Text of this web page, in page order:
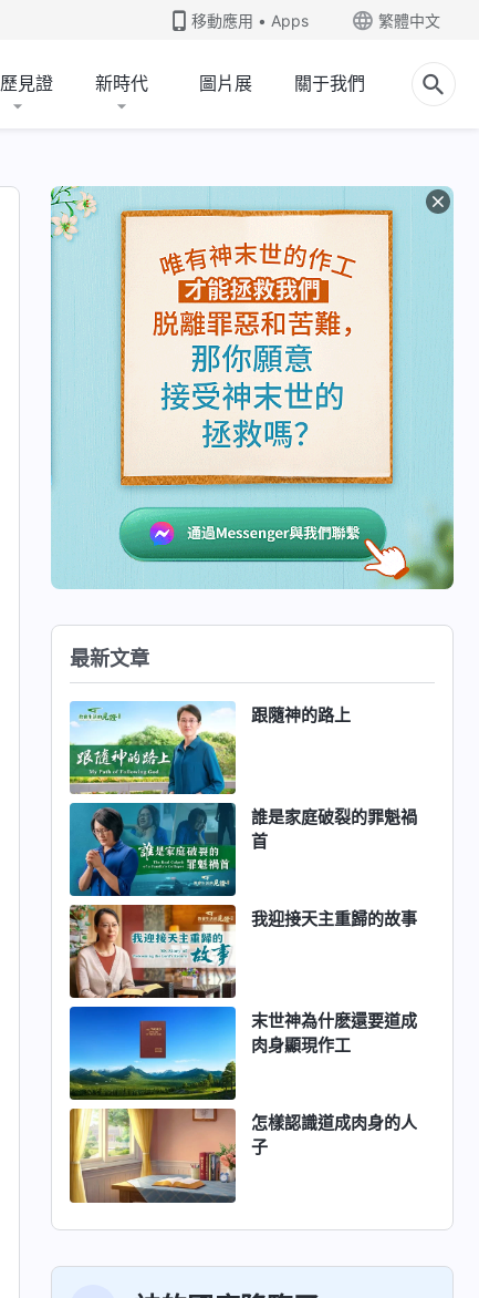
移動應用 • Apps 繁體中文
見證 新時代 圖片展 關于我們
最新文章
跟隨神的路上
誰是家庭破裂的罪魁禍
首
我迎接天主重歸的故事
末世神為什麽還要道成
肉身顯現作工
怎樣認識道成肉身的人
子